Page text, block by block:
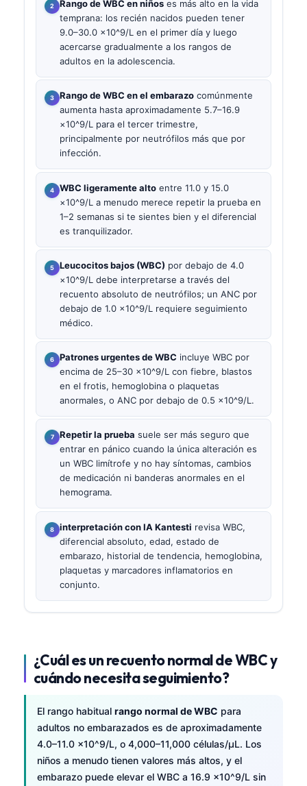
Rango de WBC en niños es más alto en la vida
temprana: los recién nacidos pueden tener
9.0–30.0 ×10^9/L en el primer día y luego
acercarse gradualmente a los rangos de
adultos en la adolescencia.
Rango de WBC en el embarazo comúnmente
aumenta hasta aproximadamente 5.7–16.9
×10^9/L para el tercer trimestre,
principalmente por neutrófilos más que por
infección.
WBC ligeramente alto entre 11.0 y 15.0
×10^9/L a menudo merece repetir la prueba en
1–2 semanas si te sientes bien y el diferencial
es tranquilizador.
Leucocitos bajos (WBC) por debajo de 4.0
×10^9/L debe interpretarse a través del
recuento absoluto de neutrófilos; un ANC por
debajo de 1.0 ×10^9/L requiere seguimiento
médico.
Patrones urgentes de WBC incluye WBC por
encima de 25–30 ×10^9/L con fiebre, blastos
en el frotis, hemoglobina o plaquetas
anormales, o ANC por debajo de 0.5 ×10^9/L.
Repetir la prueba suele ser más seguro que
entrar en pánico cuando la única alteración es
un WBC limítrofe y no hay síntomas, cambios
de medicación ni banderas anormales en el
hemograma.
interpretación con IA Kantesti revisa WBC,
diferencial absoluto, edad, estado de
embarazo, historial de tendencia, hemoglobina,
plaquetas y marcadores inflamatorios en
conjunto.
¿Cuál es un recuento normal de WBC y
cuándo necesita seguimiento?
El rango habitual rango normal de WBC para
adultos no embarazados es de aproximadamente
4.0–11.0 ×10^9/L, o 4,000–11,000 células/µL. Los
niños a menudo tienen valores más altos, y el
embarazo puede elevar el WBC a 16.9 ×10^9/L sin